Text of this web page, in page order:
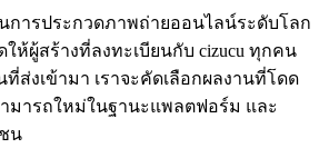
นการประกวดภาพถ่ายออนไลน์ระดับโลก
ให้ผู้สร้างที่ลงทะเบียนกับ cizucu ทุกคน
ที่ส่งเข้ามา เราจะคัดเลือกผลงานที่โดด
มารถใหม่ในฐานะแพลตฟอร์ม และ
น